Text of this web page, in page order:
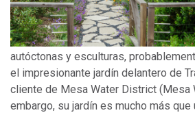
autóctonas y esculturas,
el impresionante jardín delantero de
cliente de Mesa Water District (Mesa
embargo, su jardín es mucho más